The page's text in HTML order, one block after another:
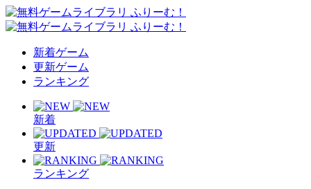
新着ゲーム
更新ゲーム
ランキング
新着
更新
ランキング